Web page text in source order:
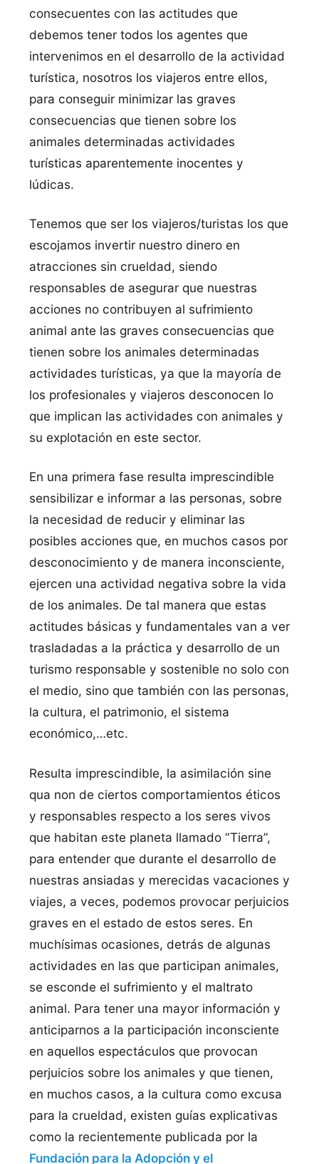
consecuentes con las actitudes que
debemos tener todos los agentes que
intervenimos en el desarrollo de la actividad
turística, nosotros los viajeros entre ellos,
para conseguir minimizar las graves
consecuencias que tienen sobre los
animales determinadas actividades
turísticas aparentemente inocentes y
lúdicas.
Tenemos que ser los viajeros/turistas los que
escojamos invertir nuestro dinero en
atracciones sin crueldad, siendo
responsables de asegurar que nuestras
acciones no contribuyen al sufrimiento
animal ante las graves consecuencias que
tienen sobre los animales determinadas
actividades turísticas, ya que la mayoría de
los profesionales y viajeros desconocen lo
que implican las actividades con animales y
su explotación en este sector.
En una primera fase resulta imprescindible
sensibilizar e informar a las personas, sobre
la necesidad de reducir y eliminar las
posibles acciones que, en muchos casos por
desconocimiento y de manera inconsciente,
ejercen una actividad negativa sobre la vida
de los animales. De tal manera que estas
actitudes básicas y fundamentales van a ver
trasladadas a la práctica y desarrollo de un
turismo responsable y sostenible no solo con
el medio, sino que también con las personas,
la cultura, el patrimonio, el sistema
económico,…etc.
Resulta imprescindible, la asimilación sine
qua non de ciertos comportamientos éticos
y responsables respecto a los seres vivos
que habitan este planeta llamado “Tierra”,
para entender que durante el desarrollo de
nuestras ansiadas y merecidas vacaciones y
viajes, a veces, podemos provocar perjuicios
graves en el estado de estos seres. En
muchísimas ocasiones, detrás de algunas
actividades en las que participan animales,
se esconde el sufrimiento y el maltrato
animal. Para tener una mayor información y
anticiparnos a la participación inconsciente
en aquellos espectáculos que provocan
perjuicios sobre los animales y que tienen,
en muchos casos, a la cultura como excusa
para la crueldad, existen guías explicativas
como la recientemente publicada por la
Fundación para la Adopción y el